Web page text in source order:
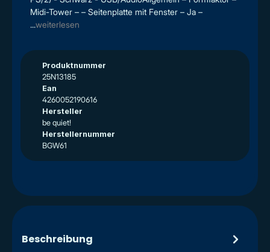
Midi-Tower – – Seitenplatte mit Fenster – Ja –
...weiterlesen
Produktnummer
25N13185
Ean
4260052190616
Hersteller
be quiet!
Herstellernummer
BGW61
Beschreibung